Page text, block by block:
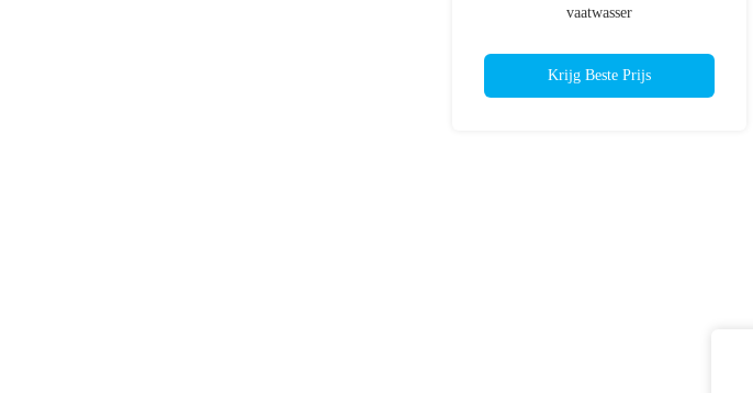
vaatwasser
Krijg Beste Prijs